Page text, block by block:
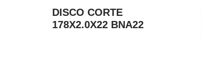
DISCO CORTE
178X2.0X22 BNA22